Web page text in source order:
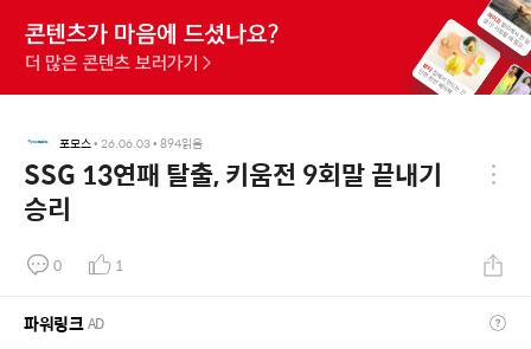
포모스 • 26.06.03• 894읽음
SSG 13연패 탈출, 키움전 9회말 끝내기
승리
0 1
파워링크AD